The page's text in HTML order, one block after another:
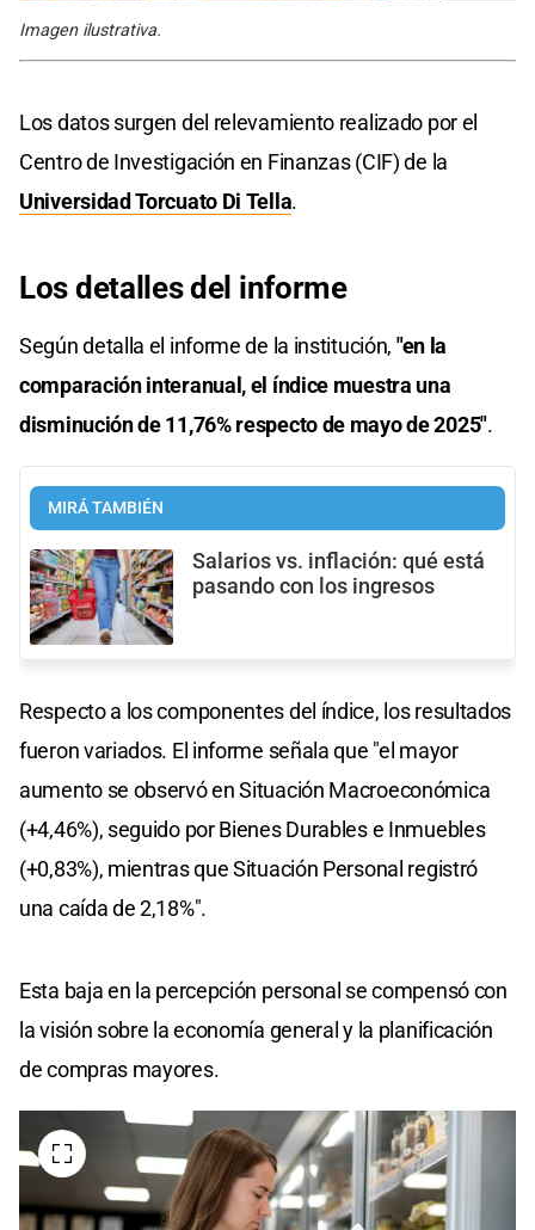
Imagen ilustrativa.
Los datos surgen del relevamiento realizado por el
Centro de Investigación en Finanzas (CIF) de la
Universidad Torcuato Di Tella.
Los detalles del informe
Según detalla el informe de la institución, "en la
comparación interanual, el índice muestra una
disminución de 11,76% respecto de mayo de 2025".
MIRÁ TAMBIÉN
Salarios vs. inflación: qué está
pasando con los ingresos
Respecto a los componentes del índice, los resultados
fueron variados. El informe señala que "el mayor
aumento se observó en Situación Macroeconómica
(+4,46%), seguido por Bienes Durables e Inmuebles
(+0,83%), mientras que Situación Personal registró
una caída de 2,18%".
Esta baja en la percepción personal se compensó con
la visión sobre la economía general y la planificación
de compras mayores.